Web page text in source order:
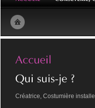
Créatrice, Costumière